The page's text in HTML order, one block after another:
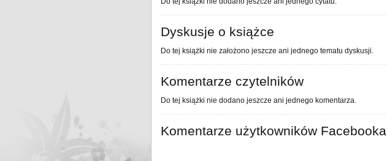
Dyskusje o książce
Do tej książki nie założono jeszcze ani jednego tematu dyskusji.
Komentarze czytelników
Do tej książki nie dodano jeszcze ani jednego komentarza.
Komentarze użytkowników Facebooka